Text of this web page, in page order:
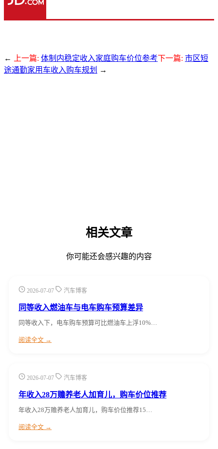
← 上一篇: 体制内稳定收入家庭购车价位参考下一篇: 市区短
途通勤家用车收入购车规划
→
相关文章
你可能还会感兴趣的内容
2026-07-07 汽车博客
同等收入燃油车与电车购车预算差异
同等收入下，电车购车预算可比燃油车上浮10%…
阅读全文 →
2026-07-07 汽车博客
年收入28万赡养老人加育儿，购车价位推荐
年收入28万赡养老人加育儿，购车价位推荐15…
阅读全文 →